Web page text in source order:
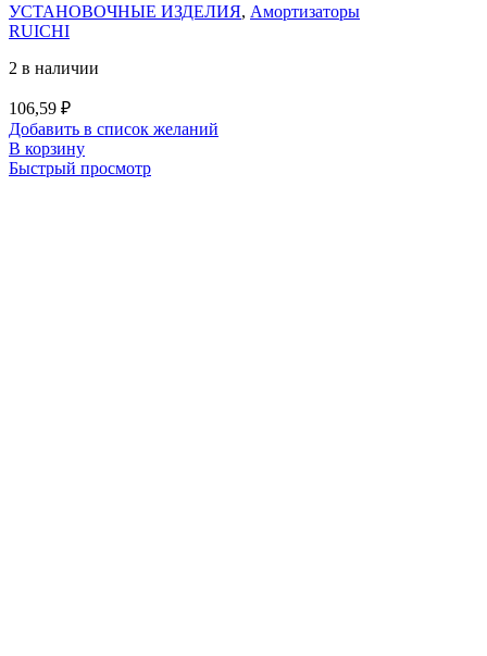
УСТАНОВОЧНЫЕ ИЗДЕЛИЯ, Амортизаторы
RUICHI
2 в наличии
106,59 ₽
Добавить в список желаний
В корзину
Быстрый просмотр